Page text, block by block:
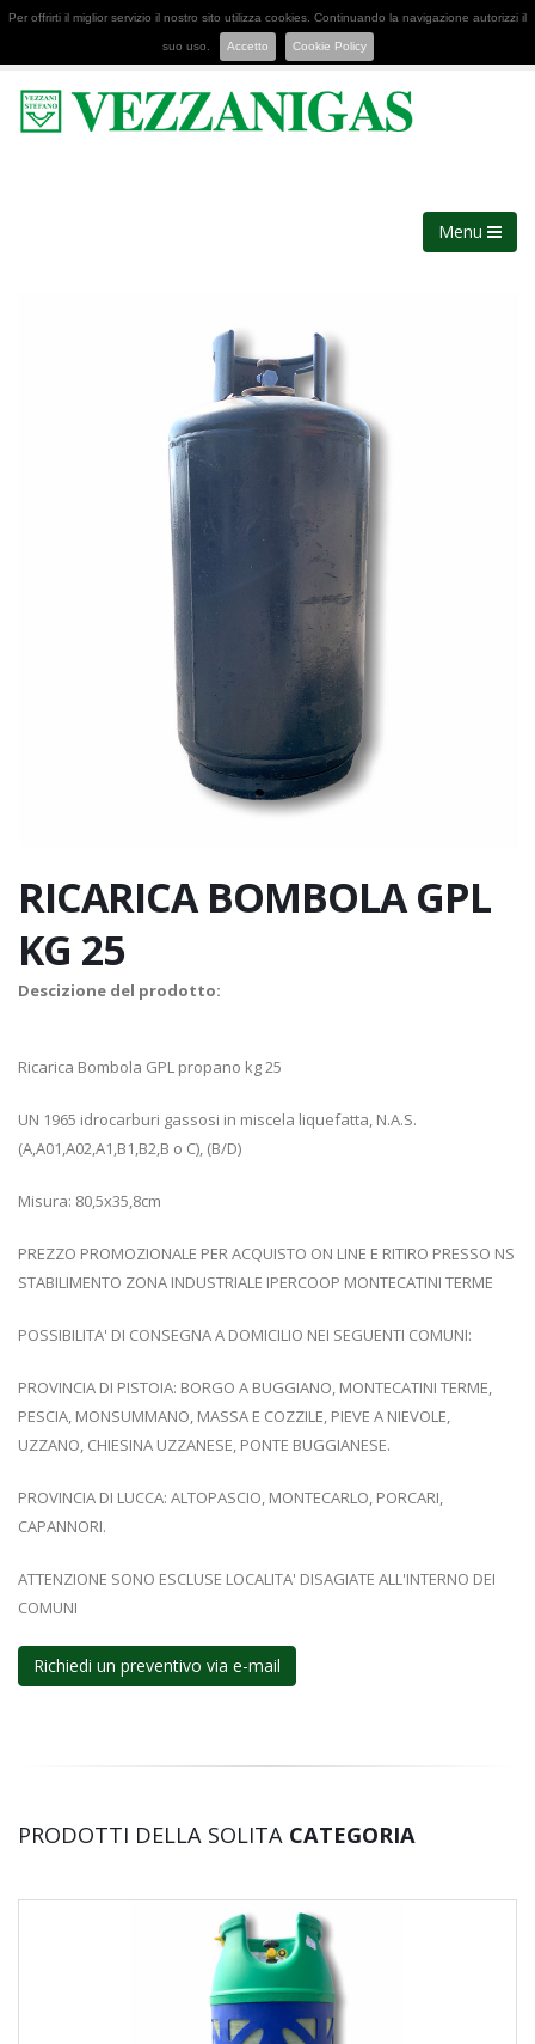
Per offrirti il miglior servizio il nostro sito utilizza cookies. Continuando la navigazione autorizzi il
suo uso. Accetto Cookie Policy
Menu
RICARICA BOMBOLA GPL
KG 25
Descizione del prodotto:
Ricarica Bombola GPL propano kg 25
UN 1965 idrocarburi gassosi in miscela liquefatta, N.A.S.
(A,A01,A02,A1,B1,B2,B o C), (B/D)
Misura: 80,5x35,8cm
PREZZO PROMOZIONALE PER ACQUISTO ON LINE E RITIRO PRESSO NS
STABILIMENTO ZONA INDUSTRIALE IPERCOOP MONTECATINI TERME
POSSIBILITA' DI CONSEGNA A DOMICILIO NEI SEGUENTI COMUNI:
PROVINCIA DI PISTOIA: BORGO A BUGGIANO, MONTECATINI TERME,
PESCIA, MONSUMMANO, MASSA E COZZILE, PIEVE A NIEVOLE,
UZZANO, CHIESINA UZZANESE, PONTE BUGGIANESE.
PROVINCIA DI LUCCA: ALTOPASCIO, MONTECARLO, PORCARI,
CAPANNORI.
ATTENZIONE SONO ESCLUSE LOCALITA' DISAGIATE ALL'INTERNO DEI
COMUNI
Richiedi un preventivo via e-mail
PRODOTTI DELLA SOLITA CATEGORIA